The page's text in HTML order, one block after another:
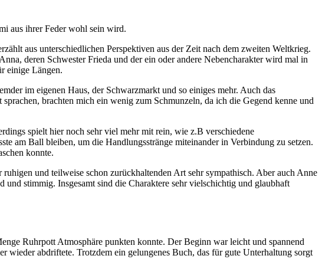
aus ihrer Feder wohl sein wird.
aus unterschiedlichen Perspektiven aus der Zeit nach dem zweiten Weltkrieg.
deren Schwester Frieda und der ein oder andere Nebencharakter wird mal in
einige Längen.
im eigenen Haus, der Schwarzmarkt und so einiges mehr. Auch das
brachten mich ein wenig zum Schmunzeln, da ich die Gegend kenne und
spielt hier noch sehr viel mehr mit rein, wie z.B verschiedene
am Ball bleiben, um die Handlungsstränge miteinander in Verbindung zu setzen.
konnte.
und teilweise schon zurückhaltenden Art sehr sympathisch. Aber auch Anne
stimmig. Insgesamt sind die Charaktere sehr vielschichtig und glaubhaft
Ruhrpott Atmosphäre punkten konnte. Der Beginn war leicht und spannend
wieder abdriftete. Trotzdem ein gelungenes Buch, das für gute Unterhaltung sorgt